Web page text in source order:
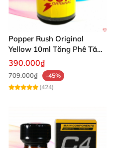
Popper Rush Original
Yellow 10ml Tăng Phê Tăng
Kích Thích
390.000₫
709.000₫
-45%
(424)